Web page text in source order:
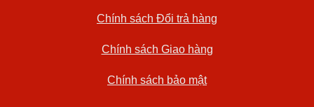
Chính sách Đổi trả hàng
Chính sách Giao hàng
Chính sách bảo mật